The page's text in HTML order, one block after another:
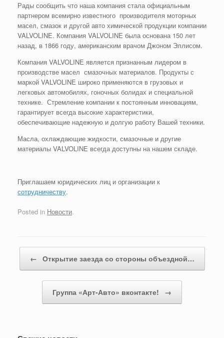
Рады сообщить что наша компания стала официальным
партнером всемирно известного производителя моторных
масел, смазок и другой авто химической продукции компании
VALVOLINE. Компания VALVOLINE была основана 150 лет
назад, в 1866 году, американским врачом Джоном Эллисом.
Компания VALVOLINE является признанным лидером в
производстве масел смазочных материалов. Продукты с
маркой VALVOLINE широко применяются в грузовых и
легковых автомобилях, гоночных болидах и специальной
технике. Стремление компании к постоянным инновациям,
гарантирует всегда высокие характеристики,
обеспечивающие надежную и долгую работу Вашей техники.
Масла, охлаждающие жидкости, смазочные и другие
материалы VALVOLINE всегда доступны на нашем складе.
Приглашаем юридических лиц и организации к
сотрудничеству.
Posted in Новости.
← Открытие заезда со стороны объездной…
Группа «Арт-Авто» вконтакте! →